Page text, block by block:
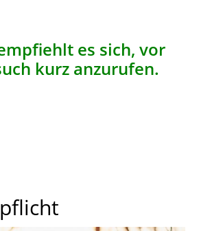
es sich, vor
kurz anzurufen.